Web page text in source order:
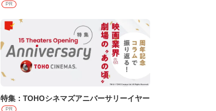
PR
特集：TOHOシネマズアニバーサリーイヤー
PR